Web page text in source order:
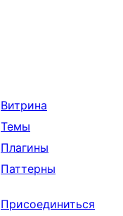
Витрина
Темы
Плагины
Паттерны
Присоединиться